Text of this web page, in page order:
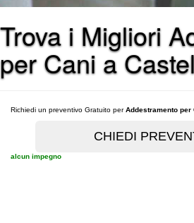
Trova i Migliori
per Cani a
Richiedi un preventivo Gratuito perAddestramento per
alcun impegno